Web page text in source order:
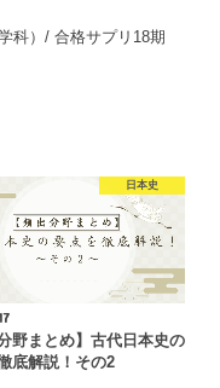
科）/ 合格サプリ18期
日本史
野まとめ】古代日本史の
底解説！その2